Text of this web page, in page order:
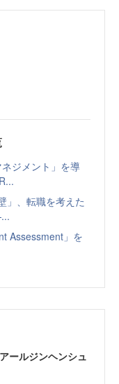
ジメント」を導
」、転職を考えた
Assessment」を
ールジンヘンシュ